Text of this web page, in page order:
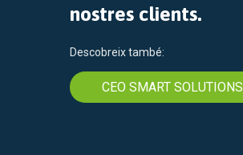
nostres clients.
Descobreix també:
CEO SMART SOLUTIONS